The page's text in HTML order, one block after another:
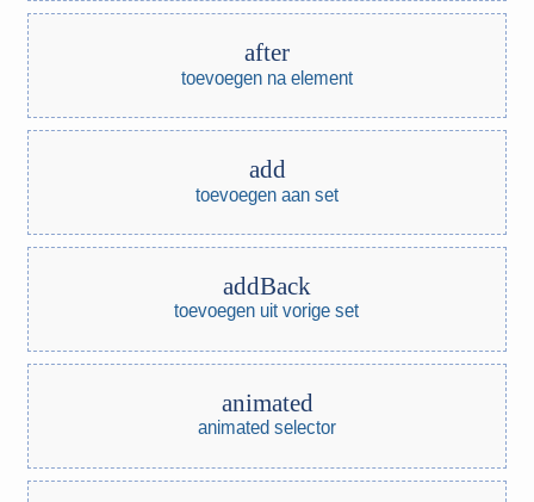
after
toevoegen na element
add
toevoegen aan set
addBack
toevoegen uit vorige set
animated
animated selector